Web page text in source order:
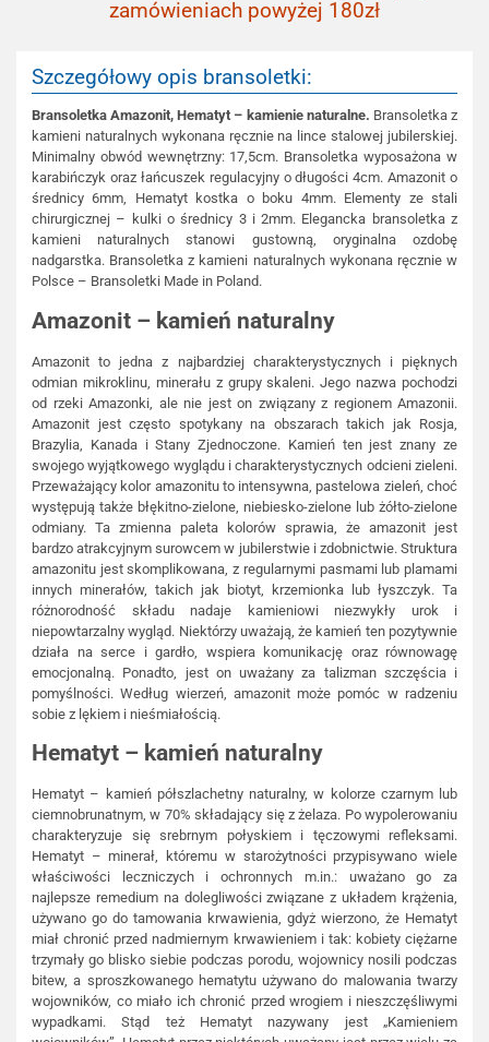
zamówieniach powyżej 180zł
Szczegółowy opis bransoletki:
Bransoletka Amazonit, Hematyt – kamienie naturalne. Bransoletka z
kamieni naturalnych wykonana ręcznie na lince stalowej jubilerskiej.
Minimalny obwód wewnętrzny: 17,5cm. Bransoletka wyposażona w
karabińczyk oraz łańcuszek regulacyjny o długości 4cm. Amazonit o
średnicy 6mm, Hematyt kostka o boku 4mm. Elementy ze stali
chirurgicznej – kulki o średnicy 3 i 2mm. Elegancka bransoletka z
kamieni naturalnych stanowi gustowną, oryginalna ozdobę
nadgarstka. Bransoletka z kamieni naturalnych wykonana ręcznie w
Polsce – Bransoletki Made in Poland.
Amazonit – kamień naturalny
Amazonit to jedna z najbardziej charakterystycznych i pięknych
odmian mikroklinu, minerału z grupy skaleni. Jego nazwa pochodzi
od rzeki Amazonki, ale nie jest on związany z regionem Amazonii.
Amazonit jest często spotykany na obszarach takich jak Rosja,
Brazylia, Kanada i Stany Zjednoczone. Kamień ten jest znany ze
swojego wyjątkowego wyglądu i charakterystycznych odcieni zieleni.
Przeważający kolor amazonitu to intensywna, pastelowa zieleń, choć
występują także błękitno-zielone, niebiesko-zielone lub żółto-zielone
odmiany. Ta zmienna paleta kolorów sprawia, że amazonit jest
bardzo atrakcyjnym surowcem w jubilerstwie i zdobnictwie. Struktura
amazonitu jest skomplikowana, z regularnymi pasmami lub plamami
innych minerałów, takich jak biotyt, krzemionka lub łyszczyk. Ta
różnorodność składu nadaje kamieniowi niezwykły urok i
niepowtarzalny wygląd. Niektórzy uważają, że kamień ten pozytywnie
działa na serce i gardło, wspiera komunikację oraz równowagę
emocjonalną. Ponadto, jest on uważany za talizman szczęścia i
pomyślności. Według wierzeń, amazonit może pomóc w radzeniu
sobie z lękiem i nieśmiałością.
Hematyt – kamień naturalny
Hematyt – kamień półszlachetny naturalny, w kolorze czarnym lub
ciemnobrunatnym, w 70% składający się z żelaza. Po wypolerowaniu
charakteryzuje się srebrnym połyskiem i tęczowymi refleksami.
Hematyt – minerał, któremu w starożytności przypisywano wiele
właściwości leczniczych i ochronnych m.in.: uważano go za
najlepsze remedium na dolegliwości związane z układem krążenia,
używano go do tamowania krwawienia, gdyż wierzono, że Hematyt
miał chronić przed nadmiernym krwawieniem i tak: kobiety ciężarne
trzymały go blisko siebie podczas porodu, wojownicy nosili podczas
bitew, a sproszkowanego hematytu używano do malowania twarzy
wojowników, co miało ich chronić przed wrogiem i nieszczęśliwymi
wypadkami. Stąd też Hematyt nazywany jest „Kamieniem